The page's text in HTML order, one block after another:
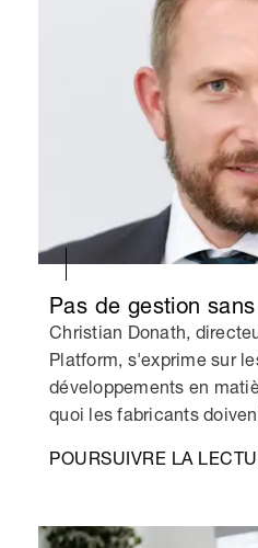
Pas de gestion
Christian Donath,
Platform, s'exprime sur
développements en
quoi les fabricants
POURSUIVRE LA